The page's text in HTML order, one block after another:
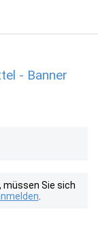
- Banner
müssen Sie sich